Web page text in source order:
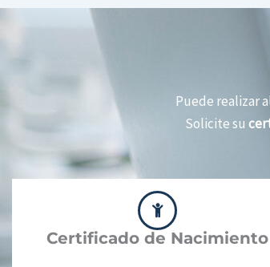
Puede realizar
Solicite su
Certificado de Nacimiento